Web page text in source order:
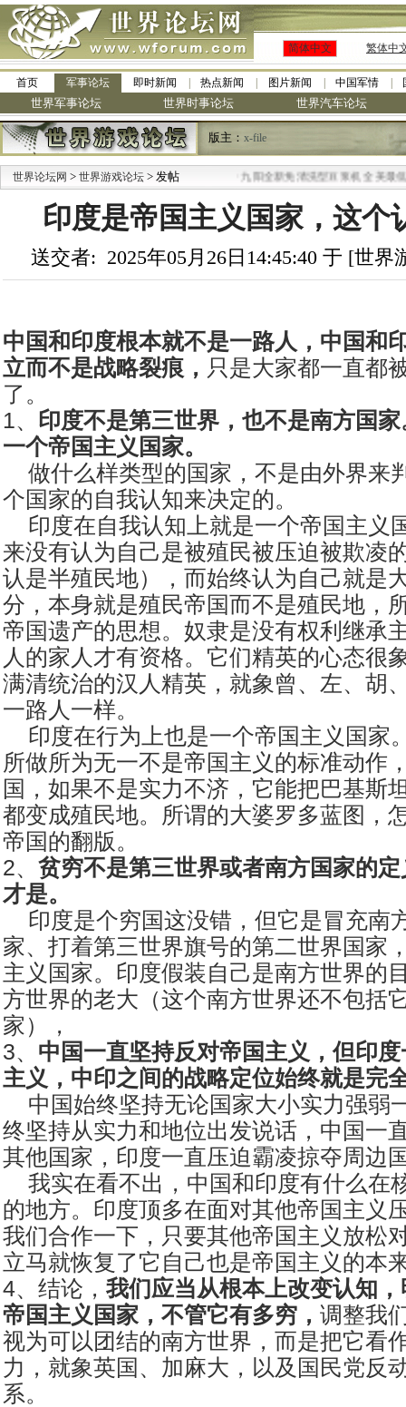
简体中文 繁体中
首页 军事论坛 即时新闻 热点新闻 图片新闻 中国军情
世界军事论坛 世界时事论坛 世界汽车论坛
版主： x-file
世界论坛网 > 世界游戏论坛 > 发帖 九阳全新免清洗型豆浆机 全美最低
印度是帝国主义国家，这个
送交者: 2025年05月26日14:45:40 于 [世
中国和印度根本就不是一路人，中国和
立而不是战略裂痕， 只是大家都一直都
了。
1、 印度不是第三世界，也不是南方国
一个帝国主义国家。
做什么样类型的国家，不是由外界来
个国家的自我认知来决定的。
印度在自我认知上就是一个帝国主义
来没有认为自己是被殖民被压迫被欺凌
认是半殖民地），而始终认为自己就是
分，本身就是殖民帝国而不是殖民地，
帝国遗产的思想。奴隶是没有权利继承
人的家人才有资格。它们精英的心态很
满清统治的汉人精英，就象曾、左、胡
一路人一样。
印度在行为上也是一个帝国主义国家
所做所为无一不是帝国主义的标准动作
国，如果不是实力不济，它能把巴基斯
都变成殖民地。所谓的大婆罗多蓝图，
帝国的翻版。
2、 贫穷不是第三世界或者南方国家的
才是。
印度是个穷国这没错，但它是冒充南
家、打着第三世界旗号的第二世界国家
主义国家。印度假装自己是南方世界的
方世界的老大（这个南方世界还不包括
家），
3、 中国一直坚持反对帝国主义，但印
主义，中印之间的战略定位始终就是完
中国始终坚持无论国家大小实力强弱
终坚持从实力和地位出发说话，中国一
其他国家，印度一直压迫霸凌掠夺周边
我实在看不出，中国和印度有什么在
的地方。印度顶多在面对其他帝国主义
我们合作一下，只要其他帝国主义放松
立马就恢复了它自己也是帝国主义的本
4、结论， 我们应当从根本上改变认知
帝国主义国家，不管它有多穷， 调整我
视为可以团结的南方世界，而是把它看
力，就象英国、加麻大，以及国民党反
系。